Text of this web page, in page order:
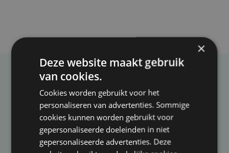
Taalfout opgemerkt?
Heb je een taal- of schrijffout opgemerkt in dit
artikel?
Laat het ons weten
×
Deze website maakt gebruik
van cookies.
Cookies worden gebruikt voor het
personaliseren van advertenties. Sommige
cookies kunnen worden gebruikt voor
gepersonaliseerde doeleinden in niet
gepersonaliseerde advertenties. Deze